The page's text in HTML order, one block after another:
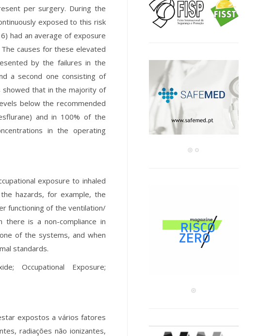
per surgery. During the
exposed to this risk
had an average of exposure
causes for these elevated
by the failures in the
a second one consisting of
showed that in the majority of
below the recommended
and in 100% of the
in the operating
exposure to inhaled
hazards, for example, the
functioning of the ventilation/
there is a non-compliance in
of the systems, and when
standards.
Occupational Exposure;
expostos a vários fatores
radiações não ionizantes,